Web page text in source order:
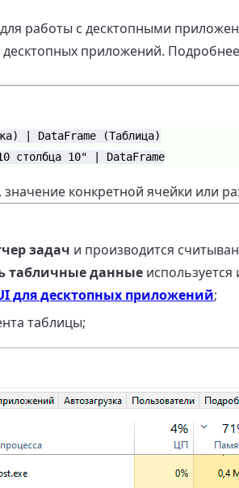
работы с десктопными
десктопных приложений.
| DataFrame (Таблица)
столбца 10" | DataFrame
конкретной ячейки или
задач и производится
табличные данные
для десктопных приложений;
таблицы;